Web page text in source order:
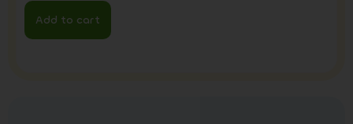
Add to cart